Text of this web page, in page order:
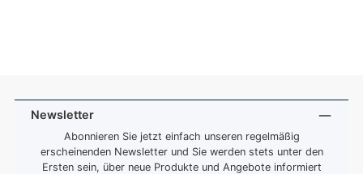
Newsletter
Abonnieren Sie jetzt einfach unseren regelmäßig
erscheinenden Newsletter und Sie werden stets unter den
Ersten sein, über neue Produkte und Angebote informiert